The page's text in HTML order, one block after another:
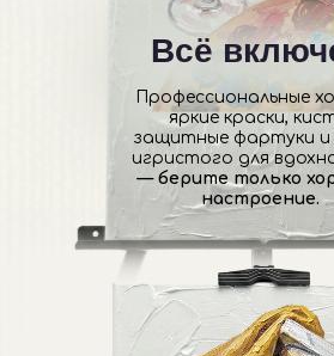
Вечер, который останется на
холсте и в памяти
ФОТООТЧЕТ
С АРТ-ВЕЧЕРИНОК